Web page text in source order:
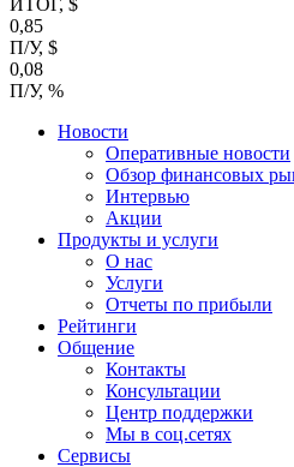
ИТОГ, $
0,85
П/У, $
0,08
П/У, %
Новости
Оперативные новости
Обзор финансовых
Интервью
Акции
Продукты и услуги
О нас
Услуги
Отчеты по прибыли
Рейтинги
Общение
Контакты
Консультации
Центр поддержки
Мы в соц.сетях
Сервисы